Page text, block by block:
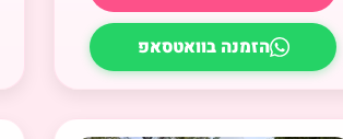
הזמנה בוואטסאפ